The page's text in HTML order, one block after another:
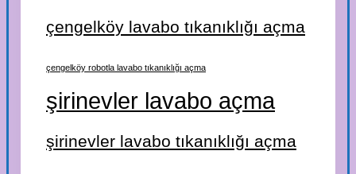
çengelköy lavabo tıkanıklığı açma
çengelköy robotla lavabo tıkanıklığı açma
şirinevler lavabo açma
şirinevler lavabo tıkanıklığı açma